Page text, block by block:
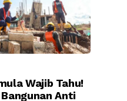
Wajib Tahu!
Anti